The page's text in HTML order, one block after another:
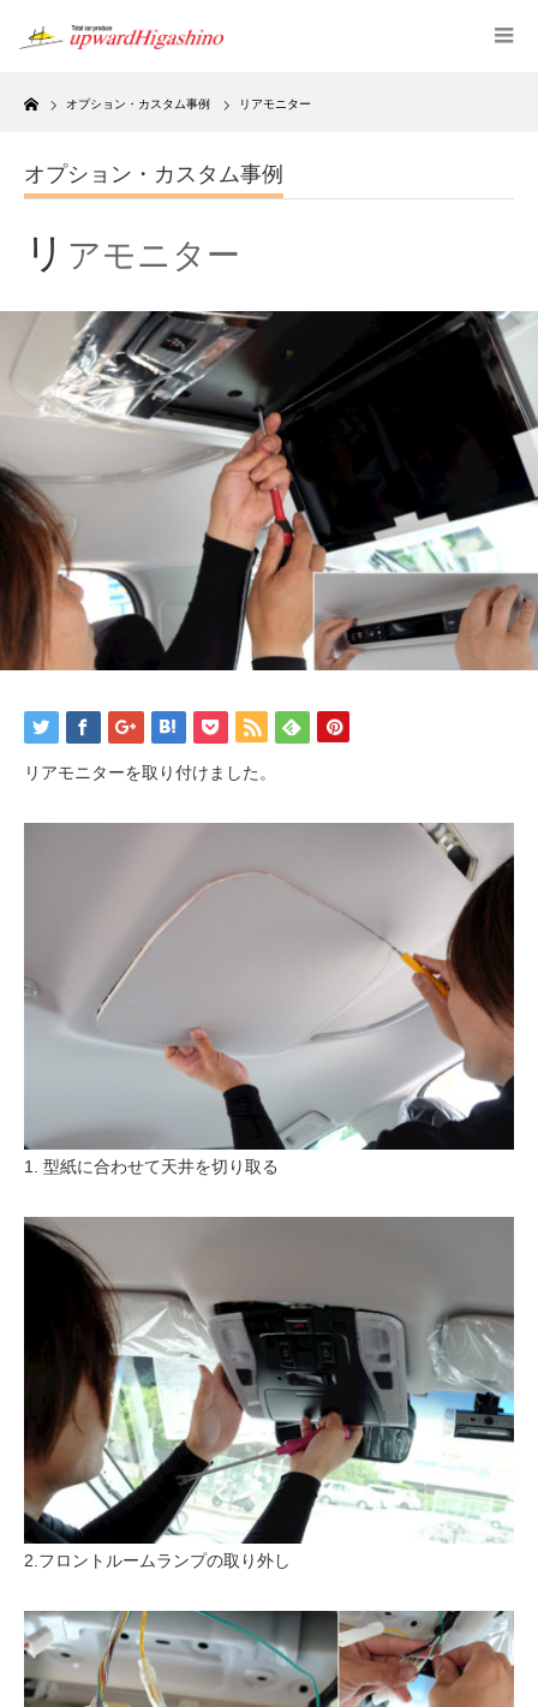
Home
オプション・カスタム事例 リアモニター
オプション・カスタム事例
リ アモニター
リアモニターを取り付けました。
1. 型紙に合わせて天井を切り取る
2.フロントルームランプの取り外し